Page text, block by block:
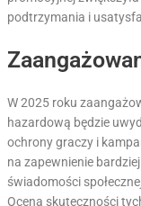
podtrzymania i
W 2025 roku
hazardową będzie
ochrony graczy i
na zapewnienie
świadomości
Ocena skuteczności